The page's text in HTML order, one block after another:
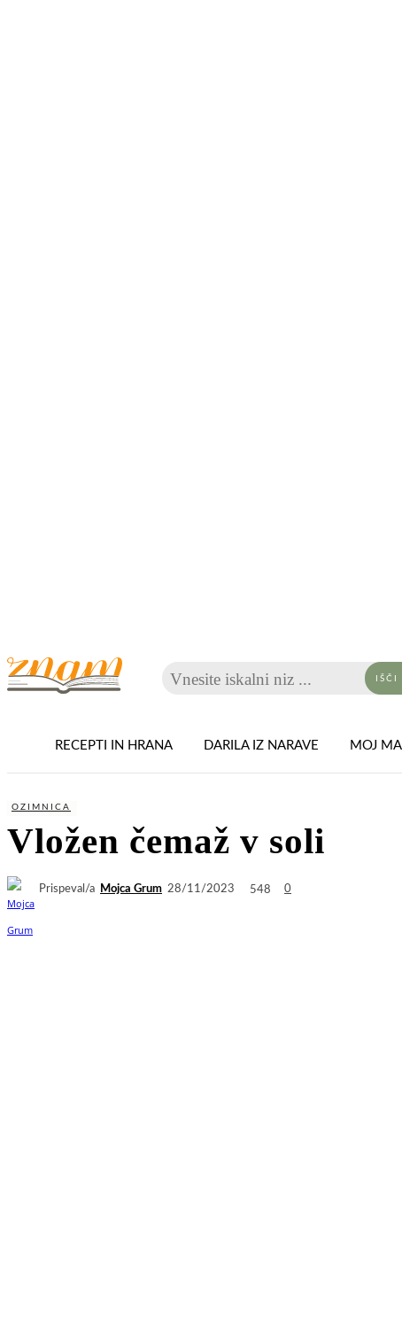
Vnesite iskalni niz ... IŠČI
RECEPTI IN HRANA DARILA IZ NARAVE MOJ
OZIMNICA
Vložen čemaž v soli
Prispeval/a Mojca Grum 28/11/2023 548 0